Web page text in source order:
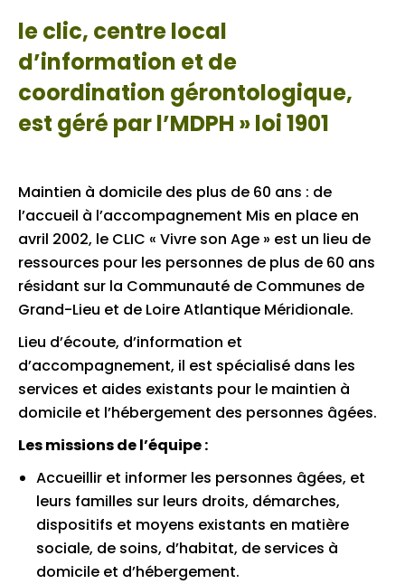
le clic, centre local
d’information et de
coordination gérontologique,
est géré par l’MDPH » loi 1901
Maintien à domicile des plus de 60 ans : de
l’accueil à l’accompagnement Mis en place en
avril 2002, le CLIC « Vivre son Age » est un lieu de
ressources pour les personnes de plus de 60 ans
résidant sur la Communauté de Communes de
Grand-Lieu et de Loire Atlantique Méridionale.
Lieu d’écoute, d’information et
d’accompagnement, il est spécialisé dans les
services et aides existants pour le maintien à
domicile et l’hébergement des personnes âgées.
Les missions de l’équipe :
Accueillir et informer les personnes âgées, et
leurs familles sur leurs droits, démarches,
dispositifs et moyens existants en matière
sociale, de soins, d’habitat, de services à
domicile et d’hébergement.